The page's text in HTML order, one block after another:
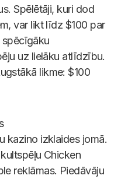
Spēlētāji, kuri dod
var likt līdz $100 par
spēcīgāku
uz lielāku atlīdzību.
likme: $100
kazino izklaides jomā.
Chicken
reklāmas. Piedāvāju